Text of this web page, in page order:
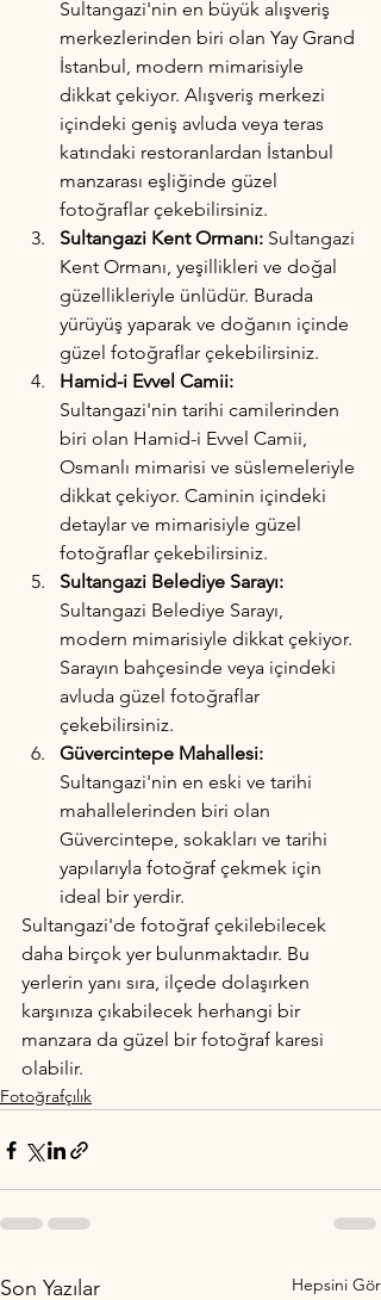
Sultangazi'nin en büyük alışveriş
merkezlerinden biri olan Yay Grand
İstanbul, modern mimarisiyle
dikkat çekiyor. Alışveriş merkezi
içindeki geniş avluda veya teras
katındaki restoranlardan İstanbul
manzarası eşliğinde güzel
fotoğraflar çekebilirsiniz.
Sultangazi Kent Ormanı: Sultangazi
Kent Ormanı, yeşillikleri ve doğal
güzellikleriyle ünlüdür. Burada
yürüyüş yaparak ve doğanın içinde
güzel fotoğraflar çekebilirsiniz.
Hamid-i Evvel Camii:
Sultangazi'nin tarihi camilerinden
biri olan Hamid-i Evvel Camii,
Osmanlı mimarisi ve süslemeleriyle
dikkat çekiyor. Caminin içindeki
detaylar ve mimarisiyle güzel
fotoğraflar çekebilirsiniz.
Sultangazi Belediye Sarayı:
Sultangazi Belediye Sarayı,
modern mimarisiyle dikkat çekiyor.
Sarayın bahçesinde veya içindeki
avluda güzel fotoğraflar
çekebilirsiniz.
Güvercintepe Mahallesi:
Sultangazi'nin en eski ve tarihi
mahallelerinden biri olan
Güvercintepe, sokakları ve tarihi
yapılarıyla fotoğraf çekmek için
ideal bir yerdir.
Sultangazi'de fotoğraf çekilebilecek
daha birçok yer bulunmaktadır. Bu
yerlerin yanı sıra, ilçede dolaşırken
karşınıza çıkabilecek herhangi bir
manzara da güzel bir fotoğraf karesi
olabilir.
Fotoğrafçılık
Son Yazılar Hepsini Gör